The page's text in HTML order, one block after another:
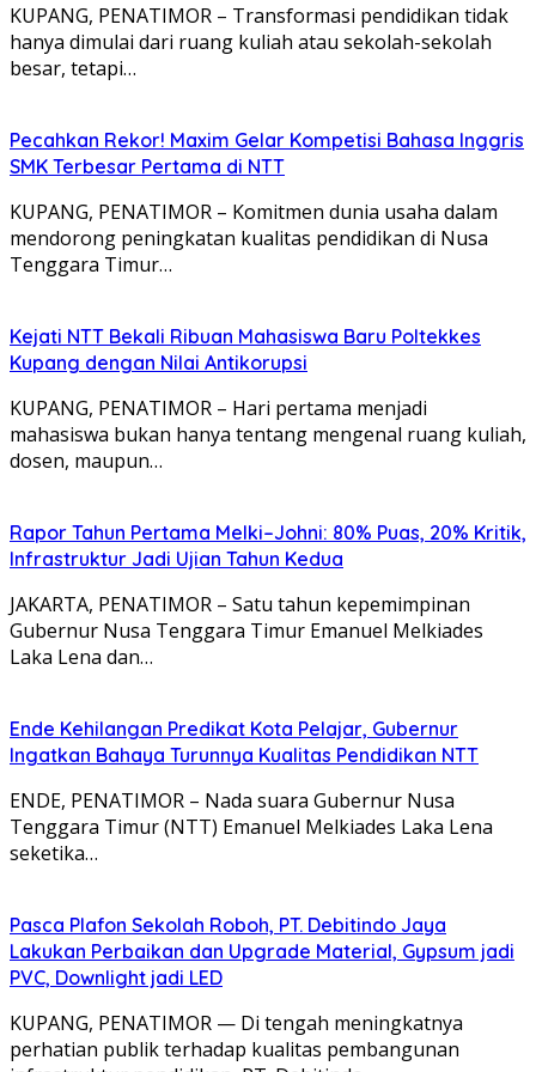
KUPANG, PENATIMOR – Transformasi pendidikan tidak
hanya dimulai dari ruang kuliah atau sekolah-sekolah
besar, tetapi…
Pecahkan Rekor! Maxim Gelar Kompetisi Bahasa Inggris
SMK Terbesar Pertama di NTT
KUPANG, PENATIMOR – Komitmen dunia usaha dalam
mendorong peningkatan kualitas pendidikan di Nusa
Tenggara Timur…
Kejati NTT Bekali Ribuan Mahasiswa Baru Poltekkes
Kupang dengan Nilai Antikorupsi
KUPANG, PENATIMOR – Hari pertama menjadi
mahasiswa bukan hanya tentang mengenal ruang kuliah,
dosen, maupun…
Rapor Tahun Pertama Melki–Johni: 80% Puas, 20% Kritik,
Infrastruktur Jadi Ujian Tahun Kedua
JAKARTA, PENATIMOR – Satu tahun kepemimpinan
Gubernur Nusa Tenggara Timur Emanuel Melkiades
Laka Lena dan…
Ende Kehilangan Predikat Kota Pelajar, Gubernur
Ingatkan Bahaya Turunnya Kualitas Pendidikan NTT
ENDE, PENATIMOR – Nada suara Gubernur Nusa
Tenggara Timur (NTT) Emanuel Melkiades Laka Lena
seketika…
Pasca Plafon Sekolah Roboh, PT. Debitindo Jaya
Lakukan Perbaikan dan Upgrade Material, Gypsum jadi
PVC, Downlight jadi LED
KUPANG, PENATIMOR — Di tengah meningkatnya
perhatian publik terhadap kualitas pembangunan